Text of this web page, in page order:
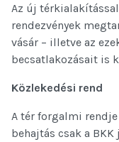
Az új
rendezvények
vásár – illetve az
becsatlakozásait is
Közlekedési rend
A tér forgalmi
behajtás csak a